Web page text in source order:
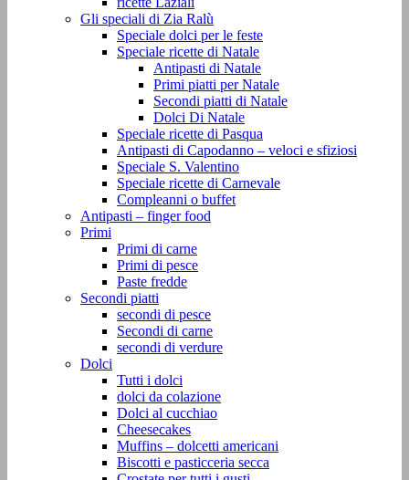
Gli speciali di Zia Ralù
Speciale dolci per le feste
Speciale ricette di Natale
Antipasti di Natale
Primi piatti per Natale
Secondi piatti di Natale
Dolci Di Natale
Speciale ricette di Pasqua
Antipasti di Capodanno – veloci e sfiziosi
Speciale S. Valentino
Speciale ricette di Carnevale
Compleanni o buffet
Antipasti – finger food
Primi
Primi di carne
Primi di pesce
Paste fredde
Secondi piatti
secondi di pesce
Secondi di carne
secondi di verdure
Dolci
Tutti i dolci
dolci da colazione
Dolci al cucchiao
Cheesecakes
Muffins – dolcetti americani
Biscotti e pasticceria secca